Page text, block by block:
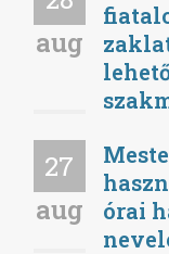
aug
27
aug
órai